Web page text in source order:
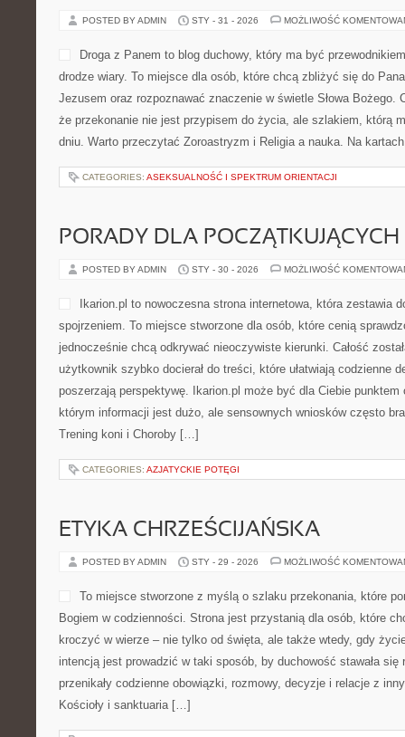
POSTED BY ADMIN STY - 31 - 2026 MOŻLIWOŚĆ
Droga z Panem to blog duchowy, który ma być
drodze wiary. To miejsce dla osób, które chcą zbliżyć się do
Jezusem oraz rozpoznawać znaczenie w świetle Słowa Bożego.
że przekonanie nie jest przypisem do życia, ale szlakiem, którą
dniu. Warto przeczytać Zoroastryzm i Religia a nauka. Na
CATEGORIES: ASEKSUALNOŚĆ I SPEKTRUM ORIENTACJI
PORADY DLA
POSTED BY ADMIN STY - 30 - 2026 MOŻLIWOŚĆ
Ikarion.pl to nowoczesna strona internetowa, która zestawia
spojrzeniem. To miejsce stworzone dla osób, które cenią
jednocześnie chcą odkrywać nieoczywiste kierunki. Całość
użytkownik szybko docierał do treści, które ułatwiają codzienne
poszerzają perspektywę. Ikarion.pl może być dla Ciebie punktem
którym informacji jest dużo, ale sensownych wniosków często
Trening koni i Choroby […]
CATEGORIES: AZJATYCKIE POTĘGI
ETYKA CHRZEŚCIJAŃSKA
POSTED BY ADMIN STY - 29 - 2026 MOŻLIWOŚĆ
To miejsce stworzone z myślą o szlaku przekonania, które
Bogiem w codzienności. Strona jest przystanią dla osób, które
kroczyć w wierze – nie tylko od święta, ale także wtedy, gdy
intencją jest prowadzić w taki sposób, by duchowość stawała
przenikały codzienne obowiązki, rozmowy, decyzje i relacje z
Kościoły i sanktuaria […]